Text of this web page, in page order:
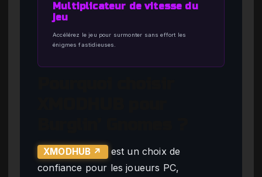
Multiplicateur de vitesse du
jeu
Accélérez le jeu pour surmonter sans effort les
énigmes fastidieuses.
XMODHUB ↗
est un choix de
confiance pour les joueurs PC,